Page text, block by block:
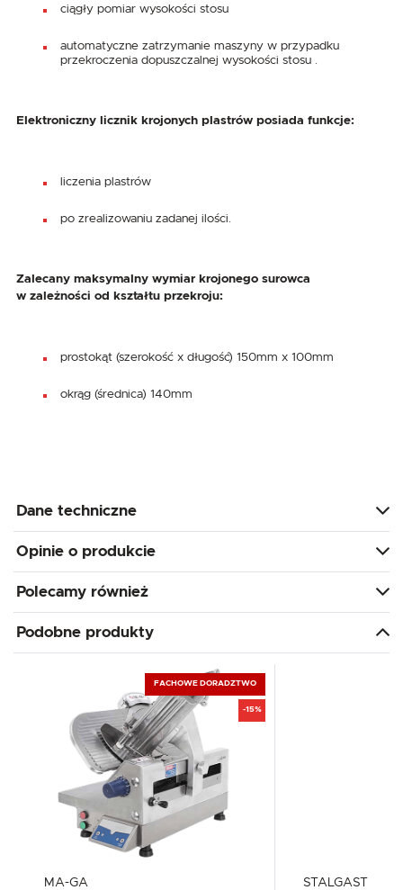
ciągły pomiar wysokości stosu
automatyczne zatrzymanie maszyny w przypadku
przekroczenia dopuszczalnej wysokości stosu .
Elektroniczny licznik krojonych plastrów posiada funkcje:
liczenia plastrów
po zrealizowaniu zadanej ilości.
Zalecany maksymalny wymiar krojonego surowca
w zależności od kształtu przekroju:
prostokąt (szerokość x długość) 150mm x 100mm
okrąg (średnica) 140mm
Dane techniczne
Opinie o produkcie
Polecamy również
Podobne produkty
FACHOWE DORADZTWO
-15%
MA-GA
STALGAST